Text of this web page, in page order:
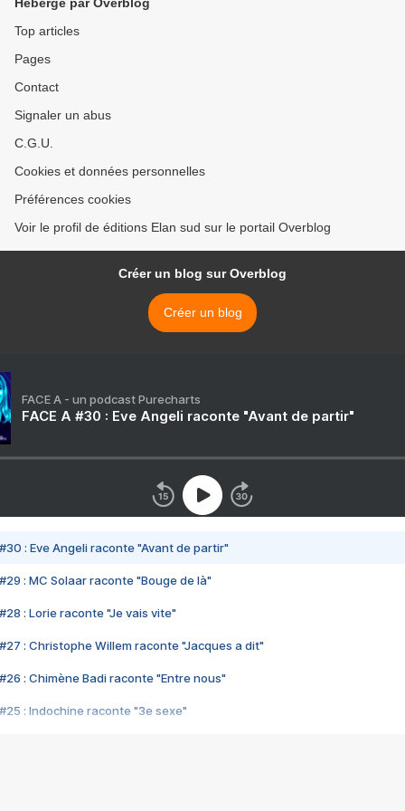
Top articles
Pages
Contact
Signaler un abus
C.G.U.
Cookies et données personnelles
Préférences cookies
Voir le profil de éditions Elan sud sur le portail Overblog
Créer un blog sur Overblog
Créer un blog
FACE A - un podcast Purecharts
FACE A #30 : Eve Angeli raconte "Avant de partir"
#30 : Eve Angeli raconte "Avant de partir"
#29 : MC Solaar raconte "Bouge de là"
#28 : Lorie raconte "Je vais vite"
#27 : Christophe Willem raconte "Jacques a dit"
#26 : Chimène Badi raconte "Entre nous"
#25 : Indochine raconte "3e sexe"